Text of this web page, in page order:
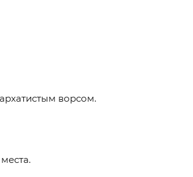
ворсом.